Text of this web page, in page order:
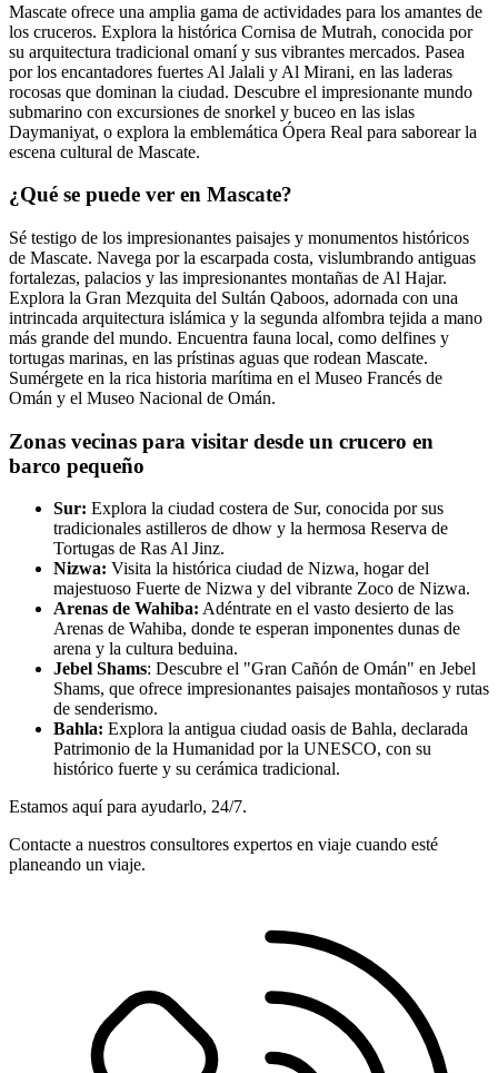
Mascate ofrece una amplia gama de actividades para los amantes de
los cruceros. Explora la histórica Cornisa de Mutrah, conocida por
su arquitectura tradicional omaní y sus vibrantes mercados. Pasea
por los encantadores fuertes Al Jalali y Al Mirani, en las laderas
rocosas que dominan la ciudad. Descubre el impresionante mundo
submarino con excursiones de snorkel y buceo en las islas
Daymaniyat, o explora la emblemática Ópera Real para saborear la
escena cultural de Mascate.
¿Qué se puede ver en Mascate?
Sé testigo de los impresionantes paisajes y monumentos históricos
de Mascate. Navega por la escarpada costa, vislumbrando antiguas
fortalezas, palacios y las impresionantes montañas de Al Hajar.
Explora la Gran Mezquita del Sultán Qaboos, adornada con una
intrincada arquitectura islámica y la segunda alfombra tejida a mano
más grande del mundo. Encuentra fauna local, como delfines y
tortugas marinas, en las prístinas aguas que rodean Mascate.
Sumérgete en la rica historia marítima en el Museo Francés de
Omán y el Museo Nacional de Omán.
Zonas vecinas para visitar desde un crucero en
barco pequeño
Sur: Explora la ciudad costera de Sur, conocida por sus
tradicionales astilleros de dhow y la hermosa Reserva de
Tortugas de Ras Al Jinz.
Nizwa: Visita la histórica ciudad de Nizwa, hogar del
majestuoso Fuerte de Nizwa y del vibrante Zoco de Nizwa.
Arenas de Wahiba: Adéntrate en el vasto desierto de las
Arenas de Wahiba, donde te esperan imponentes dunas de
arena y la cultura beduina.
Jebel Shams: Descubre el "Gran Cañón de Omán" en Jebel
Shams, que ofrece impresionantes paisajes montañosos y rutas
de senderismo.
Bahla: Explora la antigua ciudad oasis de Bahla, declarada
Patrimonio de la Humanidad por la UNESCO, con su
histórico fuerte y su cerámica tradicional.
Estamos aquí para ayudarlo, 24/7.
Contacte a nuestros consultores expertos en viaje cuando esté
planeando un viaje.